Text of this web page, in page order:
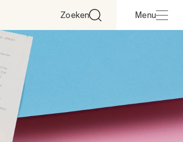
Zoeken Menu